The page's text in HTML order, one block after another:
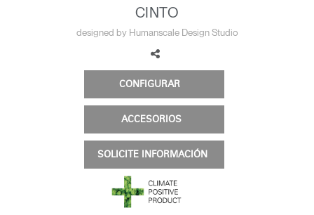
CINTO
designed by Humanscale Design Studio
CONFIGURAR
ACCESORIOS
SOLICITE INFORMACIÓN